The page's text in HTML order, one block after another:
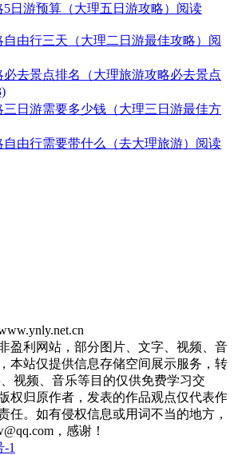
日游预算（大理五日游攻略） 阅读
由行三天（大理二日游最佳攻略） 阅
必去景点排名（大理旅游攻略必去景点
三日游需要多少钱（大理三日游最佳方
由行需要带什么（去大理旅游） 阅读
盈利网站，部分图片、文字、视频、音
本站仅提供信息存储空间展示服务，转
视频、音乐等目的仅供免费学习交
权归原作者，发表的作品观点仅代表作
任。如有侵权信息或用词不当的地方，
，感谢！
-1